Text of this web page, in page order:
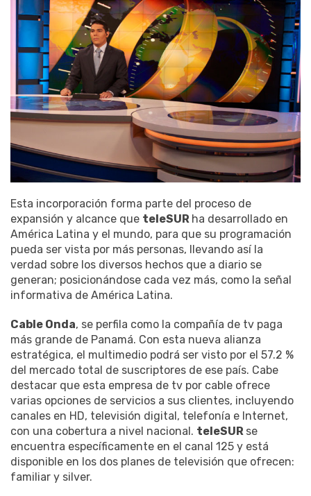
Esta incorporación forma parte del proceso de
expansión y alcance que teleSUR ha desarrollado en
América Latina y el mundo, para que su programación
pueda ser vista por más personas, llevando así la
verdad sobre los diversos hechos que a diario se
generan; posicionándose cada vez más, como la señal
informativa de América Latina.
Cable Onda, se perfila como la compañía de tv paga
más grande de Panamá. Con esta nueva alianza
estratégica, el multimedio podrá ser visto por el 57.2 %
del mercado total de suscriptores de ese país. Cabe
destacar que esta empresa de tv por cable ofrece
varias opciones de servicios a sus clientes, incluyendo
canales en HD, televisión digital, telefonía e Internet,
con una cobertura a nivel nacional. teleSUR se
encuentra específicamente en el canal 125 y está
disponible en los dos planes de televisión que ofrecen:
familiar y silver.